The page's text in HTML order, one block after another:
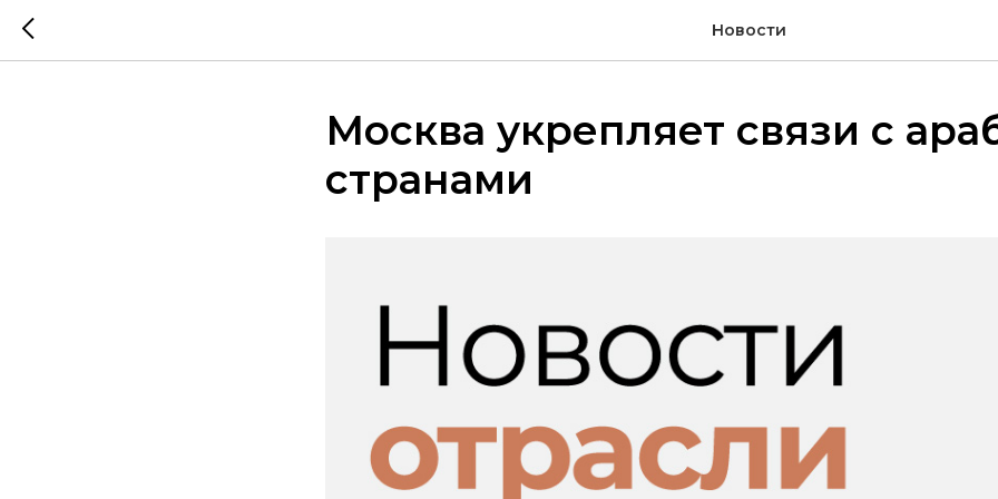
Новости
Москва укрепляет связи с
странами